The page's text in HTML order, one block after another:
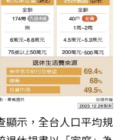
顯示，全台人口平均規